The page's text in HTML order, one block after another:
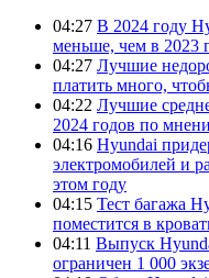
04:27 В 2024 году
меньше, чем в 2023
04:27 Лучшие
платить много,
04:22 Лучшие
2024 годов по
04:16 Hyundai
электромобилей и
этом году
04:15 Тест багажа
поместится в
04:11 Выпуск
ограничен 1 000